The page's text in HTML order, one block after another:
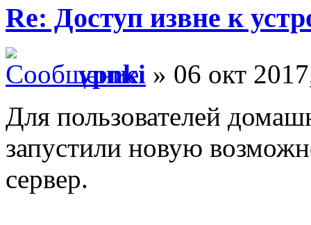
Re: Доступ извне к
vpnki » 06 окт
Для пользователей
запустили новую
сервер.